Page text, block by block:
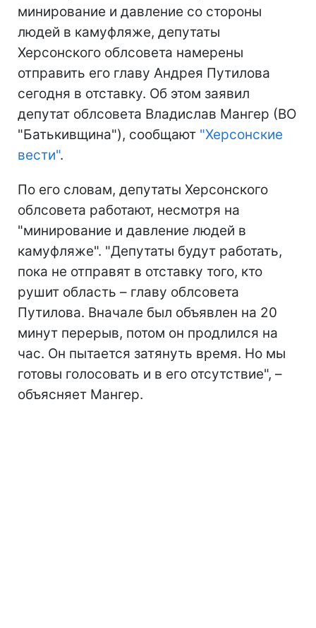
минирование и давление со стороны
людей в камуфляже, депутаты
Херсонского облсовета намерены
отправить его главу Андрея Путилова
сегодня в отставку. Об этом заявил
депутат облсовета Владислав Мангер (ВО
"Батькивщина"), сообщают "Херсонские
вести".
По его словам, депутаты Херсонского
облсовета работают, несмотря на
"минирование и давление людей в
камуфляже". "Депутаты будут работать,
пока не отправят в отставку того, кто
рушит область – главу облсовета
Путилова. Вначале был объявлен на 20
минут перерыв, потом он продлился на
час. Он пытается затянуть время. Но мы
готовы голосовать и в его отсутствие", –
объясняет Мангер.